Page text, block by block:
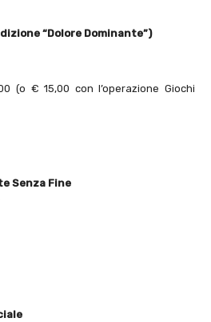
“Dolore Dominante”)
(o € 15,00 con l’operazione Giochi
Senza Fine